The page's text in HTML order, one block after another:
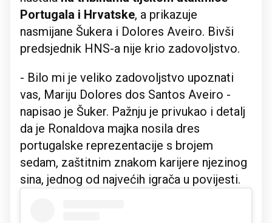
Portugala i Hrvatske, a prikazuje
nasmijane Šukera i Dolores Aveiro. Bivši
predsjednik HNS-a nije krio zadovoljstvo.
- Bilo mi je veliko zadovoljstvo upoznati
vas, Mariju Dolores dos Santos Aveiro -
napisao je Šuker. Pažnju je privukao i detalj
da je Ronaldova majka nosila dres
portugalske reprezentacije s brojem
sedam, zaštitnim znakom karijere njezinog
sina, jednog od najvećih igrača u povijesti.